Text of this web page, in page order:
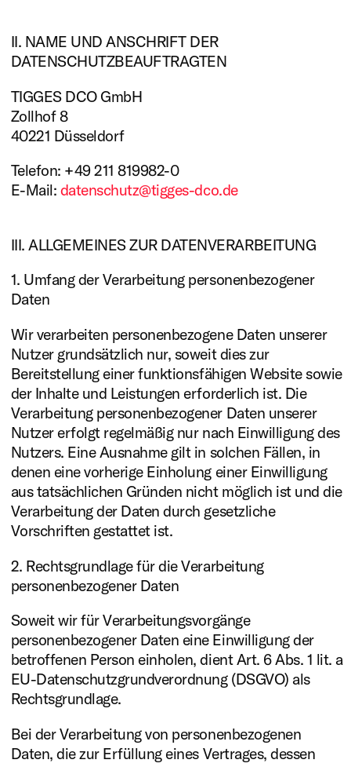
II. NAME UND ANSCHRIFT DER
DATENSCHUTZBEAUFTRAGTEN
TIGGES DCO GmbH
Zollhof 8
40221 Düsseldorf
Telefon: +49 211 819982-0
E-Mail: datenschutz@tigges-dco.de
III. ALLGEMEINES ZUR DATENVERARBEITUNG
1. Umfang der Verarbeitung personenbezogener
Daten
Wir verarbeiten personenbezogene Daten unserer
Nutzer grundsätzlich nur, soweit dies zur
Bereitstellung einer funktionsfähigen Website sowie
der Inhalte und Leistungen erforderlich ist. Die
Verarbeitung personenbezogener Daten unserer
Nutzer erfolgt regelmäßig nur nach Einwilligung des
Nutzers. Eine Ausnahme gilt in solchen Fällen, in
denen eine vorherige Einholung einer Einwilligung
aus tatsächlichen Gründen nicht möglich ist und die
Verarbeitung der Daten durch gesetzliche
Vorschriften gestattet ist.
2. Rechtsgrundlage für die Verarbeitung
personenbezogener Daten
Soweit wir für Verarbeitungsvorgänge
personenbezogener Daten eine Einwilligung der
betroffenen Person einholen, dient Art. 6 Abs. 1 lit. a
EU-Datenschutzgrundverordnung (DSGVO) als
Rechtsgrundlage.
Bei der Verarbeitung von personenbezogenen
Daten, die zur Erfüllung eines Vertrages, dessen